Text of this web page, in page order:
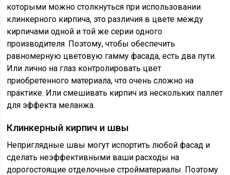
которыми можно столкнуться при использовании
клинкерного кирпича, это различия в цвете между
кирпичами одной и той же серии одного
производителя. Поэтому, чтобы обеспечить
равномерную цветовую гамму фасада, есть два пути.
Или лично на глаз контролировать цвет
приобретенного материала, что очень сложно на
практике. Или смешивать кирпич из нескольких паллет
для эффекта меланжа.
Клинкерный кирпич и швы
Неприглядные швы могут испортить любой фасад и
сделать неэффективными ваши расходы на
дорогостоящие отделочные стройматериалы. Поэтому